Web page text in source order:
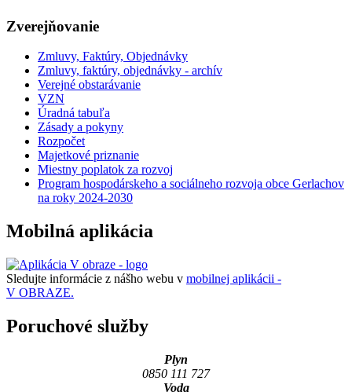
Zverejňovanie
Zmluvy, Faktúry, Objednávky
Zmluvy, faktúry, objednávky - archív
Verejné obstarávanie
VZN
Úradná tabuľa
Zásady a pokyny
Rozpočet
Majetkové priznanie
Miestny poplatok za rozvoj
Program hospodárskeho a sociálneho rozvoja obce Gerlachov
na roky 2024-2030
Mobilná aplikácia
Sledujte informácie z nášho webu v mobilnej aplikácii -
V OBRAZE.
Poruchové služby
Plyn
0850 111 727
Voda